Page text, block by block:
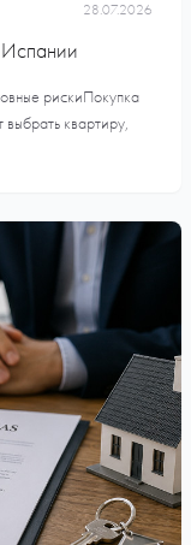
28.07.2026
Испании
рискиПокупка
квартиру,